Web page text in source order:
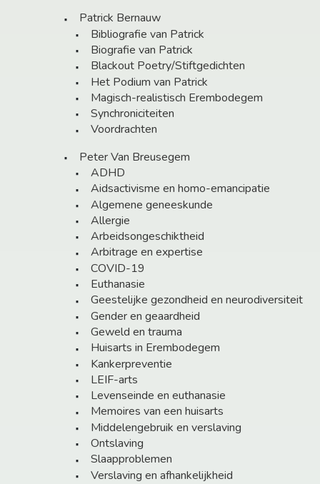
Patrick Bernauw
Bibliografie van Patrick
Biografie van Patrick
Blackout Poetry/Stiftgedichten
Het Podium van Patrick
Magisch-realistisch Erembodegem
Synchroniciteiten
Voordrachten
Peter Van Breusegem
ADHD
Aidsactivisme en homo-emancipatie
Algemene geneeskunde
Allergie
Arbeidsongeschiktheid
Arbitrage en expertise
COVID-19
Euthanasie
Geestelijke gezondheid en neurodiversiteit
Gender en geaardheid
Geweld en trauma
Huisarts in Erembodegem
Kankerpreventie
LEIF-arts
Levenseinde en euthanasie
Memoires van een huisarts
Middelengebruik en verslaving
Ontslaving
Slaapproblemen
Verslaving en afhankelijkheid